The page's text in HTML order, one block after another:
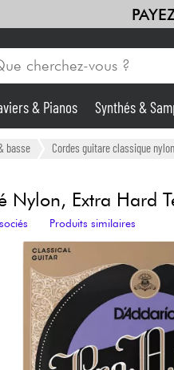
& Pianos Synthés &
basse Cordes guitare classique nylon
Nylon, Extra Hard
Produits similaires